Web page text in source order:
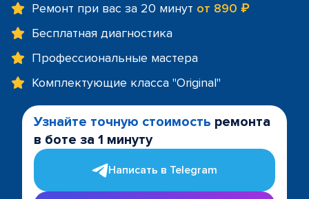
Ремонт при вас за 20 минут от 890 ₽
Бесплатная диагностика
Профессиональные мастера
Комплектующие класса "Original"
Узнайте точную стоимость ремонта
в боте за 1 минуту
Написать в Telegram